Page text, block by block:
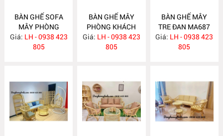
BÀN GHẾ SOFA
MÂY PHÒNG
KHÁCH MA689
Giá: LH - 0938 423
805
BÀN GHẾ MÂY
PHÒNG KHÁCH
MA688
Giá: LH - 0938 423
805
BÀN GHẾ MÂY
TRE ĐAN MA687
Giá: LH - 0938 423
805